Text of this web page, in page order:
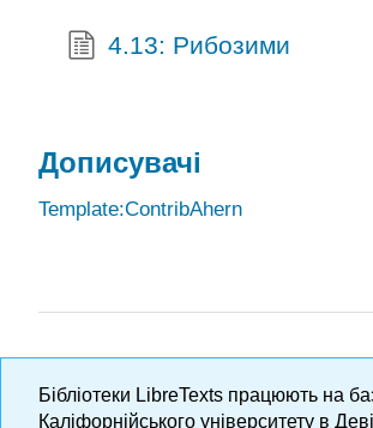
4.13: Рибозими
Дописувачі
Template:ContribAhern
Бібліотеки LibreTexts працюють на
Каліфорнійського університету в